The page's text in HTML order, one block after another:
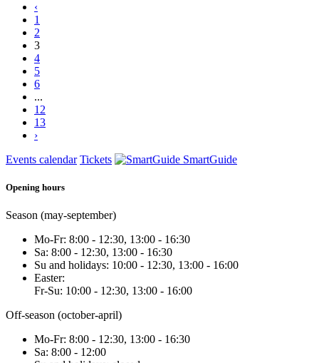
‹
1
2
3
4
5
6
...
12
13
›
Events calendar Tickets SmartGuide
Opening hours
Season (may-september)
Mo-Fr: 8:00 - 12:30, 13:00 - 16:30
Sa: 8:00 - 12:30, 13:00 - 16:30
Su and holidays: 10:00 - 12:30, 13:00 - 16:00
Easter:
Fr-Su: 10:00 - 12:30, 13:00 - 16:00
Off-season (october-april)
Mo-Fr: 8:00 - 12:30, 13:00 - 16:30
Sa: 8:00 - 12:00